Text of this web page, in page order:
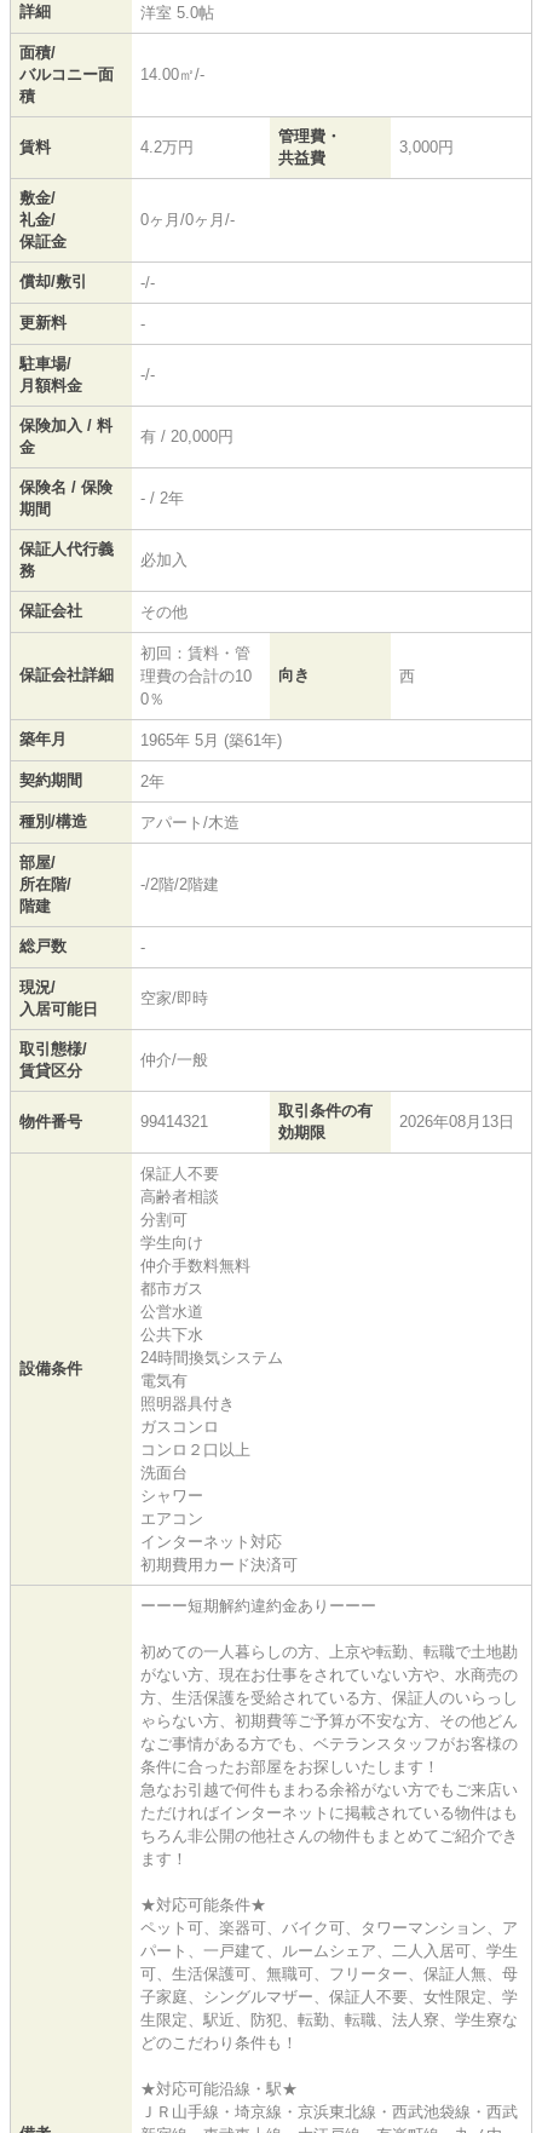
詳細
洋室 5.0帖
面積/
バルコニー面
積
14.00㎡/-
賃料 4.2万円
管理費・
共益費
3,000円
敷金/
礼金/
保証金
0ヶ月/0ヶ月/-
償却/敷引 -/-
更新料 -
駐車場/
月額料金
-/-
保険加入 / 料
金
有 / 20,000円
保険名 / 保険
期間
- / 2年
保証人代行義
務
必加入
保証会社 その他
保証会社詳細
初回：賃料・管
理費の合計の10
0％
向き 西
築年月 1965年 5月 (築61年)
契約期間 2年
種別/構造 アパート/木造
部屋/
所在階/
階建
-/2階/2階建
総戸数 -
現況/
入居可能日
空家/即時
取引態様/
賃貸区分
仲介/一般
物件番号 99414321
取引条件の有
効期限
2026年08月13日
設備条件
保証人不要
高齢者相談
分割可
学生向け
仲介手数料無料
都市ガス
公営水道
公共下水
24時間換気システム
電気有
照明器具付き
ガスコンロ
コンロ２口以上
洗面台
シャワー
エアコン
インターネット対応
初期費用カード決済可
ーーー短期解約違約金ありーーー
初めての一人暮らしの方、上京や転勤、転職で土地勘
がない方、現在お仕事をされていない方や、水商売の
方、生活保護を受給されている方、保証人のいらっし
ゃらない方、初期費等ご予算が不安な方、その他どん
なご事情がある方でも、ベテランスタッフがお客様の
条件に合ったお部屋をお探しいたします！
急なお引越で何件もまわる余裕がない方でもご来店い
ただければインターネットに掲載されている物件はも
ちろん非公開の他社さんの物件もまとめてご紹介でき
ます！
★対応可能条件★
ペット可、楽器可、バイク可、タワーマンション、ア
パート、一戸建て、ルームシェア、二人入居可、学生
可、生活保護可、無職可、フリーター、保証人無、母
子家庭、シングルマザー、保証人不要、女性限定、学
生限定、駅近、防犯、転勤、転職、法人寮、学生寮な
どのこだわり条件も！
★対応可能沿線・駅★
ＪＲ山手線・埼京線・京浜東北線・西武池袋線・西武